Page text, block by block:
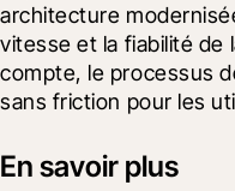
architecture
vitesse et la fiabilité de
compte, le processus
sans friction pour les
En savoir plus